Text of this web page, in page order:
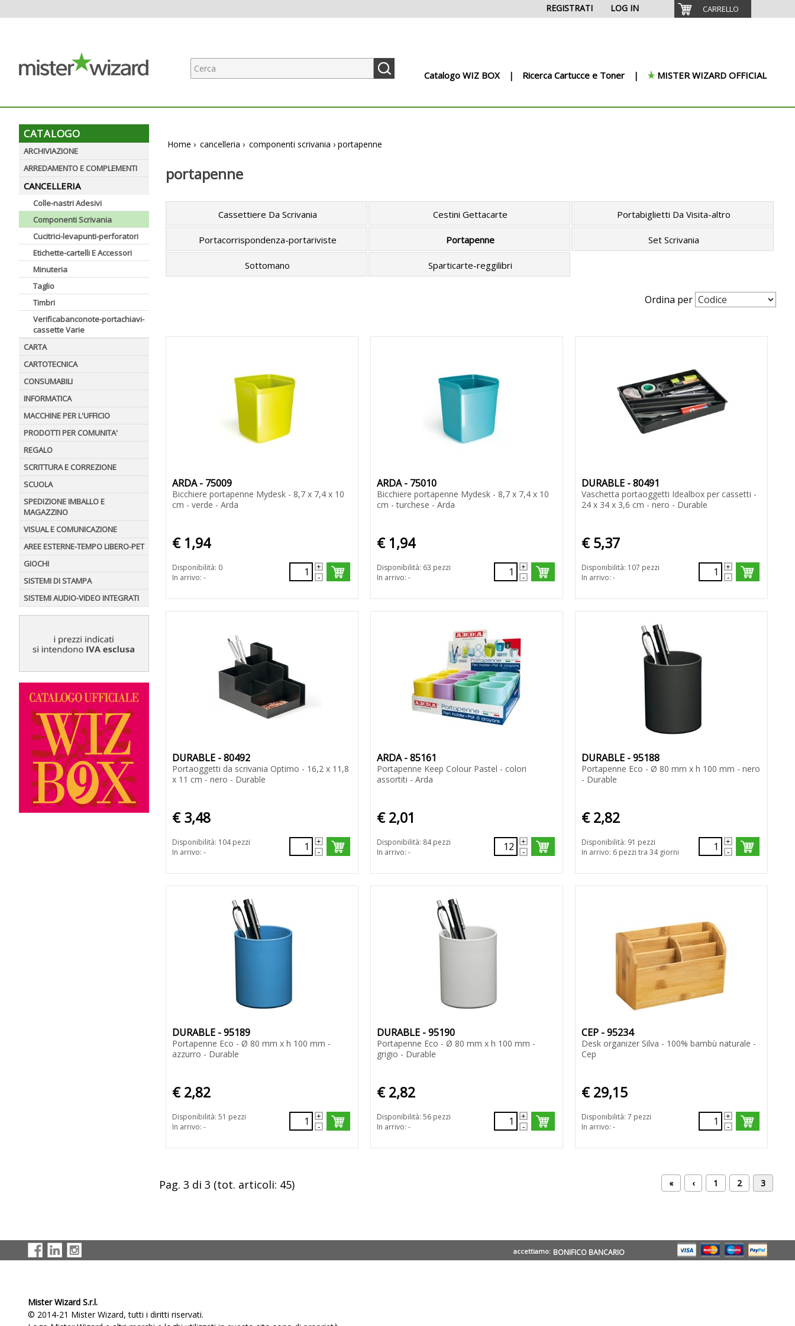
CARRELLO
LOG IN
REGISTRATI
Catalogo WIZ BOX Ricerca Cartucce e Toner MISTER WIZARD OFFICIAL
CATALOGO
ARCHIVIAZIONE
ARREDAMENTO E COMPLEMENTI
CANCELLERIA
Colle-nastri Adesivi
Componenti Scrivania
Cucitrici-levapunti-perforatori
Etichette-cartelli E Accessori
Minuteria
Taglio
Timbri
Verificabanconote-portachiavi-
cassette Varie
CARTA
CARTOTECNICA
CONSUMABILI
INFORMATICA
MACCHINE PER L'UFFICIO
PRODOTTI PER COMUNITA'
REGALO
SCRITTURA E CORREZIONE
SCUOLA
SPEDIZIONE IMBALLO E
MAGAZZINO
VISUAL E COMUNICAZIONE
AREE ESTERNE-TEMPO LIBERO-PET
GIOCHI
SISTEMI DI STAMPA
SISTEMI AUDIO-VIDEO INTEGRATI
Home › cancelleria › componenti scrivania › portapenne
portapenne
Cassettiere Da Scrivania Cestini Gettacarte Portabiglietti Da Visita-altro
Portacorrispondenza-portariviste Portapenne Set Scrivania
Sottomano Sparticarte-reggilibri
Ordina per
ARDA - 75009
Bicchiere portapenne Mydesk - 8,7 x 7,4 x 10
cm - verde - Arda
€ 1,94
Disponibilità: 0
In arrivo: -
ARDA - 75010
Bicchiere portapenne Mydesk - 8,7 x 7,4 x 10
cm - turchese - Arda
€ 1,94
Disponibilità: 63 pezzi
In arrivo: -
DURABLE - 80491
Vaschetta portaoggetti Idealbox per cassetti -
24 x 34 x 3,6 cm - nero - Durable
€ 5,37
Disponibilità: 107 pezzi
In arrivo: -
DURABLE - 80492
Portaoggetti da scrivania Optimo - 16,2 x 11,8
x 11 cm - nero - Durable
€ 3,48
Disponibilità: 104 pezzi
In arrivo: -
ARDA - 85161
Portapenne Keep Colour Pastel - colori
assortiti - Arda
€ 2,01
Disponibilità: 84 pezzi
In arrivo: -
DURABLE - 95188
Portapenne Eco - Ø 80 mm x h 100 mm - nero
- Durable
€ 2,82
Disponibilità: 91 pezzi
In arrivo: 6 pezzi tra 34 giorni
DURABLE - 95189
Portapenne Eco - Ø 80 mm x h 100 mm -
azzurro - Durable
€ 2,82
Disponibilità: 51 pezzi
In arrivo: -
DURABLE - 95190
Portapenne Eco - Ø 80 mm x h 100 mm -
grigio - Durable
€ 2,82
Disponibilità: 56 pezzi
In arrivo: -
CEP - 95234
Desk organizer Silva - 100% bambù naturale -
Cep
€ 29,15
Disponibilità: 7 pezzi
In arrivo: -
Pag. 3 di 3 (tot. articoli: 45) « ‹ 1 2 3
BONIFICO BANCARIO
accettiamo:
Mister Wizard S.r.l.
© 2014-21 Mister Wizard, tutti i diritti riservati.